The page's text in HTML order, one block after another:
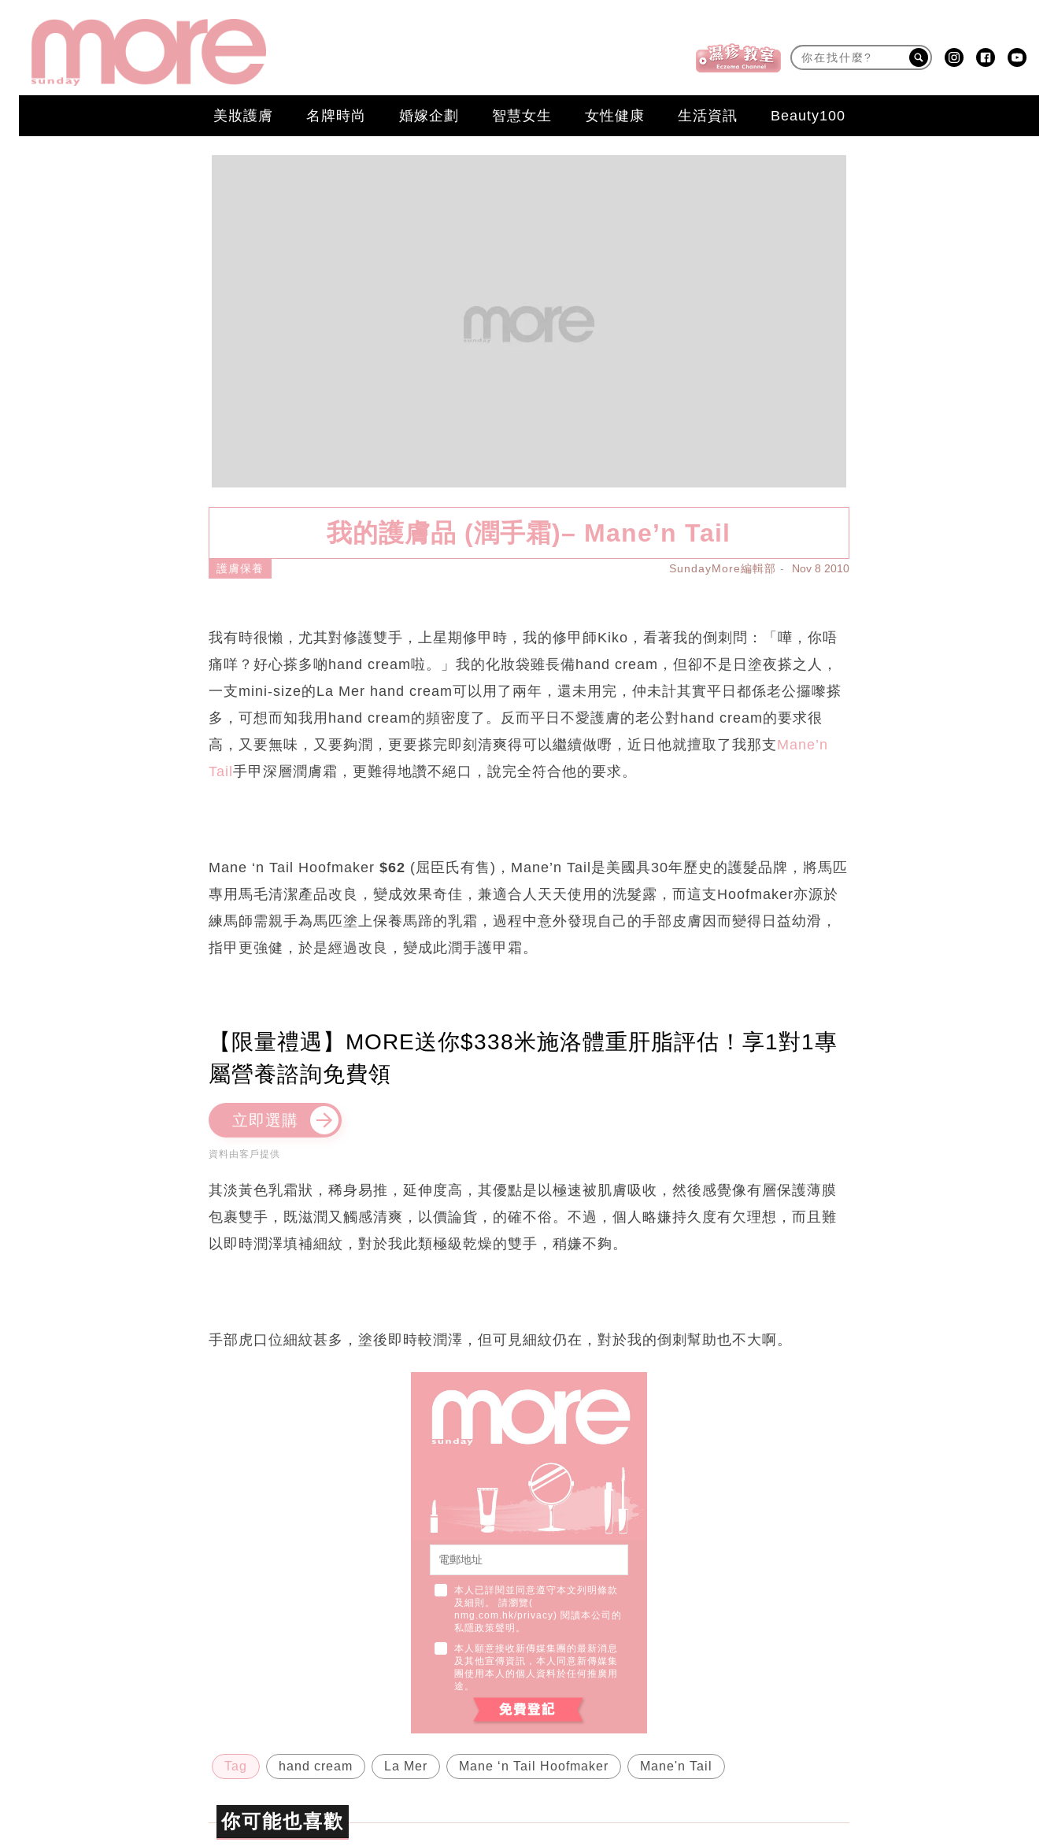
美妝護膚 名牌時尚 婚嫁企劃 智慧女生 女性健康 生活資訊 Beauty100
我的護膚品 (潤手霜)– Mane’n Tail
護膚保養 SundayMore編輯部 Nov 8 2010
我有時很懶，尤其對修護雙手，上星期修甲時，我的修甲師Kiko，看著我的倒刺問：「嘩，你唔
痛咩？好心搽多啲hand cream啦。」我的化妝袋雖長備hand cream，但卻不是日塗夜搽之人，
一支mini-size的La Mer hand cream可以用了兩年，還未用完，仲未計其實平日都係老公攞嚟搽
多，可想而知我用hand cream的頻密度了。反而平日不愛護膚的老公對hand cream的要求很
高，又要無味，又要夠潤，更要搽完即刻清爽得可以繼續做嘢，近日他就擅取了我那支Mane’n
Tail手甲深層潤膚霜，更難得地讚不絕口，說完全符合他的要求。
Mane ‘n Tail Hoofmaker $62 (屈臣氏有售)，Mane’n Tail是美國具30年歷史的護髮品牌，將馬匹
專用馬毛清潔產品改良，變成效果奇佳，兼適合人天天使用的洗髮露，而這支Hoofmaker亦源於
練馬師需親手為馬匹塗上保養馬蹄的乳霜，過程中意外發現自己的手部皮膚因而變得日益幼滑，
指甲更強健，於是經過改良，變成此潤手護甲霜。
【限量禮遇】MORE送你$338米施洛體重肝脂評估！享1對1專
屬營養諮詢免費領
立即選購
資料由客戶提供
其淡黃色乳霜狀，稀身易推，延伸度高，其優點是以極速被肌膚吸收，然後感覺像有層保護薄膜
包裹雙手，既滋潤又觸感清爽，以價論貨，的確不俗。不過，個人略嫌持久度有欠理想，而且難
以即時潤澤填補細紋，對於我此類極級乾燥的雙手，稍嫌不夠。
手部虎口位細紋甚多，塗後即時較潤澤，但可見細紋仍在，對於我的倒刺幫助也不大啊。
本人已詳閱並同意遵守本文列明條款
及細則。 請瀏覽(
nmg.com.hk/privacy) 閱讀本公司的
私隱政策聲明。
本人願意接收新傳媒集團的最新消息
及其他宣傳資訊，本人同意新傳媒集
團使用本人的個人資料於任何推廣用
途。
Tag hand cream La Mer Mane ‘n Tail Hoofmaker Mane'n Tail
你可能也喜歡